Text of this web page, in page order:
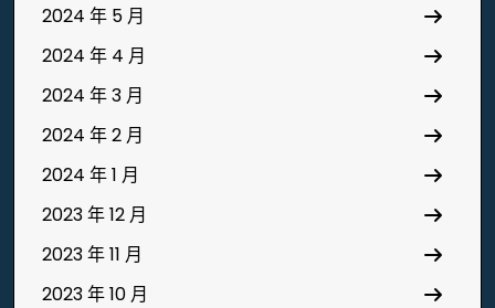
2024 年 5 月
2024 年 4 月
2024 年 3 月
2024 年 2 月
2024 年 1 月
2023 年 12 月
2023 年 11 月
2023 年 10 月